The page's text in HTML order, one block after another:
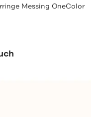
Messing OneColor